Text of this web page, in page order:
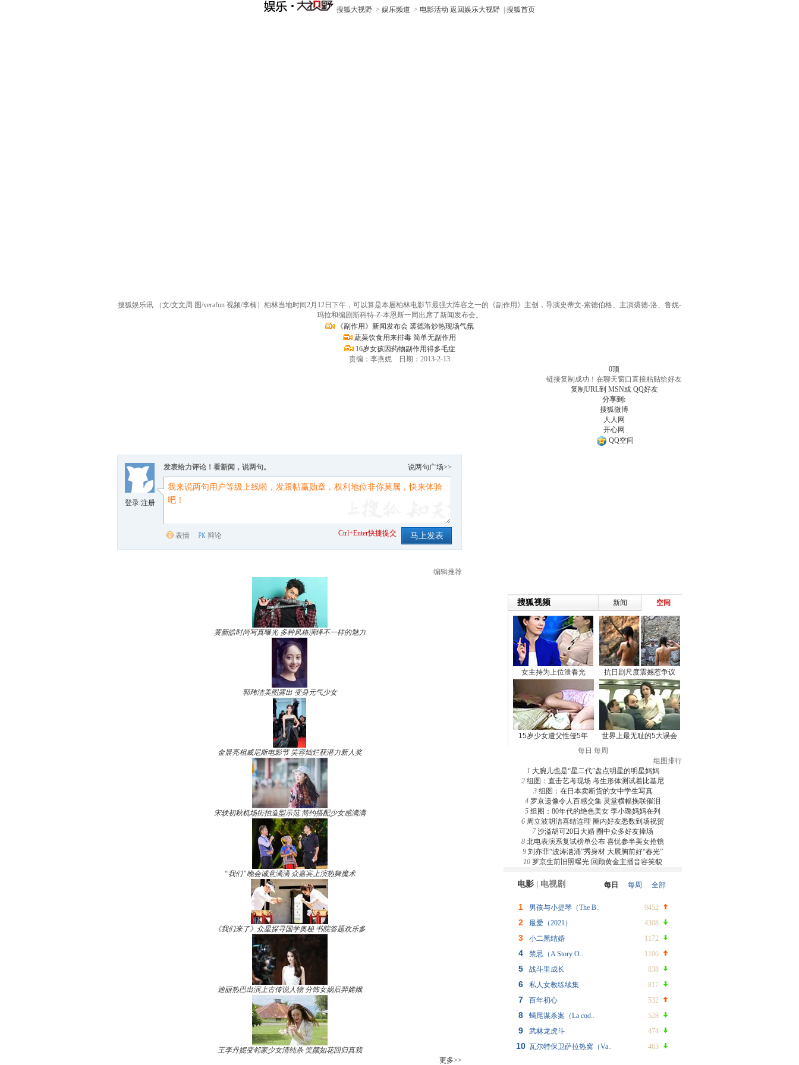
搜狐大视野 > 娱乐频道 > 电影活动 返回娱乐大视野 搜狐首页
搜狐娱乐讯 （文/文文周 图/verafun 视频/李楠）柏林当地时间2月12日下午，可以算是本届柏林电影节最强大阵容之一的《副作用》主创，导演史蒂文-索德伯格、主演裘德-洛、鲁妮-
玛拉和编剧斯科特-Z-本恩斯一同出席了新闻发布会。
《副作用》新闻发布会 裘德洛炒热现场气氛
蔬菜饮食用来排毒 简单无副作用
16岁女孩因药物副作用得多毛症
责编：李燕妮 日期：2013-2-13
0顶
链接复制成功！在聊天窗口直接粘贴给好友
复制URL到 MSN或 QQ好友
分享到:
搜狐微博
人人网
开心网
QQ空间
登录/注册
发表给力评论！看新闻，说两句。 说两句广场>>
表情 辩论 Ctrl+Enter快捷提交
编辑推荐
黄新皓时尚写真曝光 多种风格演绎不一样的魅力
郭玮洁美图露出 变身元气少女
金晨亮相威尼斯电影节 笑容灿烂获潜力新人奖
宋轶初秋机场街拍造型示范 简约搭配少女感满满
“我们”晚会诚意满满 众嘉宾上演热舞魔术
《我们来了》众星探寻国学奥秘 书院答题欢乐多
迪丽热巴出演上古传说人物 分饰女娲后羿嫦娥
王李丹妮变邻家少女清纯杀 笑颜如花回归真我
更多>>
每日 每周
组图排行
1 大腕儿也是“星二代”盘点明星的明星妈妈
2 组图：直击艺考现场 考生形体测试着比基尼
3 组图：在日本卖断货的女中学生写真
4 罗京遗像令人百感交集 灵堂横幅挽联催泪
5 组图：80年代的绝色美女 李小璐妈妈在列
6 周立波胡洁喜结连理 圈内好友悉数到场祝贺
7 沙溢胡可20日大婚 圈中众多好友捧场
8 北电表演系复试榜单公布 喜忧参半美女抢镜
9 刘亦菲“波涛汹涌”秀身材 大展胸前好“春光”
10 罗京生前旧照曝光 回顾黄金主播音容笑貌
电影 电视剧 每日 每周 全部
9452
1
男孩与小提琴（The B..
4308
2
最爱（2021）
1172
3
小二黑结婚
1106
4
禁忌（A Story O..
838
5
战斗里成长
817
6
私人女教练续集
532
7
百年初心
528
8
蝎尾谋杀案（La cod..
474
9
武林龙虎斗
463
10 瓦尔特保卫萨拉热窝（Va..